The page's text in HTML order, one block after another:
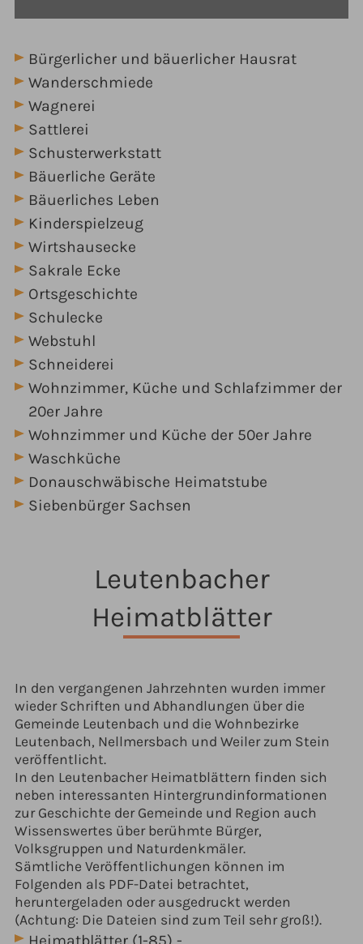
Bürgerlicher und bäuerlicher Hausrat
Wanderschmiede
Wagnerei
Sattlerei
Schusterwerkstatt
Bäuerliche Geräte
Bäuerliches Leben
Kinderspielzeug
Wirtshausecke
Sakrale Ecke
Ortsgeschichte
Schulecke
Webstuhl
Schneiderei
Wohnzimmer, Küche und Schlafzimmer der
20er Jahre
Wohnzimmer und Küche der 50er Jahre
Waschküche
Donauschwäbische Heimatstube
Siebenbürger Sachsen
Leutenbacher
Heimatblätter
In den vergangenen Jahrzehnten wurden immer
wieder Schriften und Abhandlungen über die
Gemeinde Leutenbach und die Wohnbezirke
Leutenbach, Nellmersbach und Weiler zum Stein
veröffentlicht.
In den Leutenbacher Heimatblättern finden sich
neben interessanten Hintergrundinformationen
zur Geschichte der Gemeinde und Region auch
Wissenswertes über berühmte Bürger,
Volksgruppen und Naturdenkmäler.
Sämtliche Veröffentlichungen können im
Folgenden als PDF-Datei betrachtet,
heruntergeladen oder ausgedruckt werden
(Achtung: Die Dateien sind zum Teil sehr groß!).
Heimatblätter (1-85) -